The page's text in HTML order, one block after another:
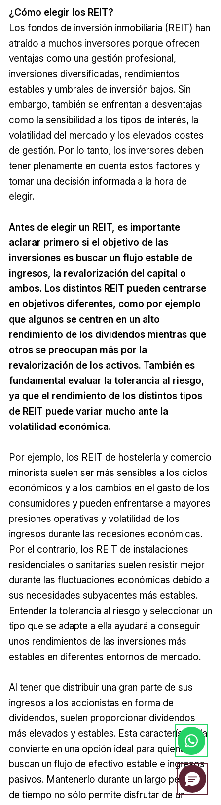
¿Cómo elegir los REIT?
Los fondos de inversión inmobiliaria (REIT) han
atraído a muchos inversores porque ofrecen
ventajas como una gestión profesional,
inversiones diversificadas, rendimientos
estables y umbrales de inversión bajos. Sin
embargo, también se enfrentan a desventajas
como la sensibilidad a los tipos de interés, la
volatilidad del mercado y los elevados costes
de gestión. Por lo tanto, los inversores deben
tener plenamente en cuenta estos factores y
tomar una decisión informada a la hora de
elegir.
Antes de elegir un REIT, es importante
aclarar primero si el objetivo de las
inversiones es buscar un flujo estable de
ingresos, la revalorización del capital o
ambos. Los distintos REIT pueden centrarse
en objetivos diferentes, como por ejemplo
que algunos se centren en un alto
rendimiento de los dividendos mientras que
otros se preocupan más por la
revalorización de los activos. También es
fundamental evaluar la tolerancia al riesgo,
ya que el rendimiento de los distintos tipos
de REIT puede variar mucho ante la
volatilidad económica.
Por ejemplo, los REIT de hostelería y comercio
minorista suelen ser más sensibles a los ciclos
económicos y a los cambios en el gasto de los
consumidores y pueden enfrentarse a mayores
presiones operativas y volatilidad de los
ingresos durante las recesiones económicas.
Por el contrario, los REIT de instalaciones
residenciales o sanitarias suelen resistir mejor
durante las fluctuaciones económicas debido a
sus necesidades subyacentes más estables.
Entender la tolerancia al riesgo y seleccionar un
tipo que se adapte a ella ayudará a conseguir
unos rendimientos de las inversiones más
estables en diferentes entornos de mercado.
Al tener que distribuir una gran parte de sus
ingresos a los accionistas en forma de
dividendos, suelen proporcionar dividendos
más elevados y estables. Esta característica la
convierte en una opción ideal para quienes
buscan un flujo de efectivo estable e ingresos
pasivos. Mantenerlo durante un largo periodo
de tiempo no sólo permite disfrutar de un